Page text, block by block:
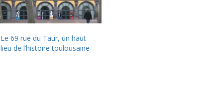
Le 69 rue du Taur, un haut
lieu de l’histoire toulousaine